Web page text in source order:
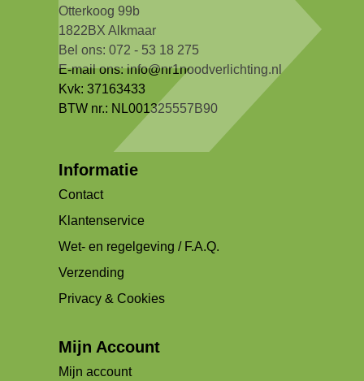
Otterkoog 99b
1822BX Alkmaar
Bel ons: 072 - 53 18 275
E-mail ons:info@nr1noodverlichting.nl
Kvk: 37163433
BTW nr.: NL001325557B90
Informatie
Contact
Klantenservice
Wet- en regelgeving / F.A.Q.
Verzending
Privacy & Cookies
Mijn Account
Mijn account